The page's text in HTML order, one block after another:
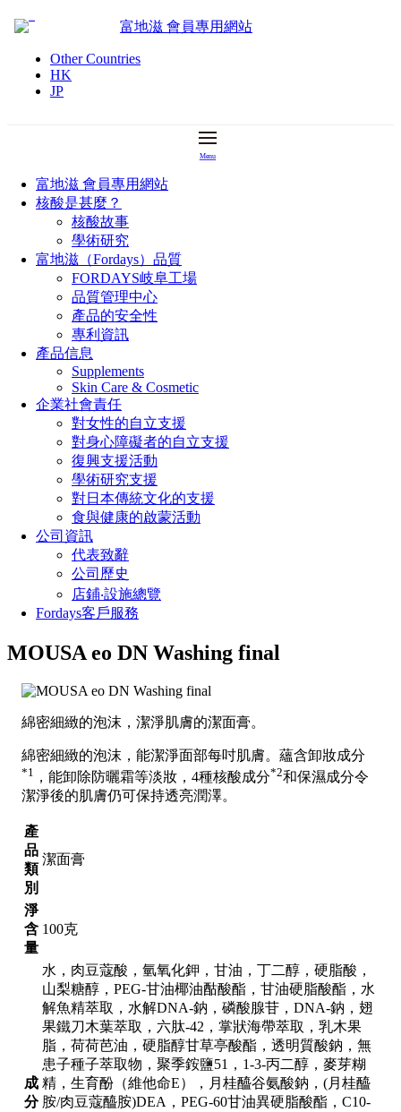
to
富地滋 會員專用網站
Other Countries
HK
JP
Menu
富地滋 會員專用網站
核酸是甚麼？
核酸故事
學術研究
富地滋（Fordays）品質
FORDAYS岐阜工場
品質管理中心
產品的安全性
專利資訊
產品信息
Supplements
Skin Care & Cosmetic
企業社會責任
對女性的自立支援
對身心障礙者的自立支援
復興支援活動
學術研究支援
對日本傳統文化的支援
食與健康的啟蒙活動
公司資訊
代表致辭
公司歷史
店鋪‧設施總覽
Fordays客戶服務
MOUSA eo DN Washing final
綿密細緻的泡沫，潔淨肌膚的潔面膏。
綿密細緻的泡沫，能潔淨面部每吋肌膚。蘊含卸妝成分
*1 ，能卸除防曬霜等淡妝，4種核酸成分*2和保濕成分令
潔淨後的肌膚仍可保持透亮潤澤。
產
品
類
別
潔面膏
淨
含
量
100克
成
分
水，肉豆蔻酸，氫氧化鉀，甘油，丁二醇，硬脂酸，
山梨糖醇，PEG-甘油椰油酤酸酯，甘油硬脂酸酯，水
解魚精萃取，水解DNA-鈉，磷酸腺苷，DNA-鈉，翅
果鐵刀木葉萃取，六肽-42，掌狀海帶萃取，乳木果
脂，荷荷芭油，硬脂醇甘草亭酸酯，透明質酸鈉，無
患子種子萃取物，聚季銨鹽51，1-3-丙二醇，麥芽糊
精，生育酚（維他命E），月桂醯谷氨酸鈉，(月桂醯
胺/肉豆蔻醯胺)DEA，PEG-60甘油異硬脂酸酯，C10-